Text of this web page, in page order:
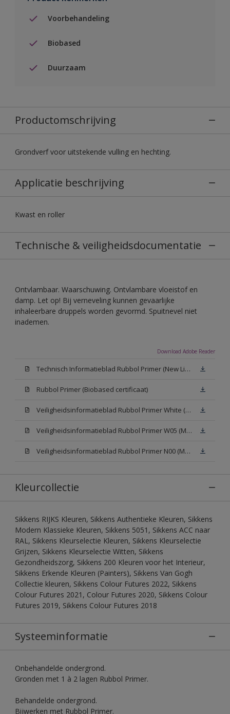
Voorbehandeling
Biobased
Duurzaam
Productomschrijving
Grondverf voor uitstekende vulling en hechting.
Applicatie beschrijving
Kwast en roller
Technische & veiligheidsdocumentatie
Ontvlambaar. Waarschuwing. Ontvlambare vloeistof en
damp. Let op! Bij verneveling kunnen gevaarlijke
inhaleerbare druppels worden gevormd. Spuitnevel niet
inademen.
Download Adobe Reader
Technisch Informatieblad Rubbol Primer (New Livery) (PDF)
Rubbol Primer (Biobased certificaat)
Veiligheidsinformatieblad Rubbol Primer White (MSDS)
Veiligheidsinformatieblad Rubbol Primer W05 (MSDS)
Veiligheidsinformatieblad Rubbol Primer N00 (MSDS)
Kleurcollectie
Sikkens RIJKS Kleuren, Sikkens Authentieke Kleuren, Sikkens
Modern Klassieke Kleuren, Sikkens 5051, Sikkens ACC naar
RAL, Sikkens Kleurselectie Kleuren, Sikkens Kleurselectie
Grijzen, Sikkens Kleurselectie Witten, Sikkens
Gezondheidszorg, Sikkens 200 Kleuren voor het Interieur,
Sikkens Erkende Kleuren (Painters), Sikkens Van Gogh
Collectie kleuren, Sikkens Colour Futures 2022, Sikkens
Colour Futures 2021, Colour Futures 2020, Sikkens Colour
Futures 2019, Sikkens Colour Futures 2018
Systeeminformatie
Onbehandelde ondergrond.
Gronden met 1 à 2 lagen Rubbol Primer.
Behandelde ondergrond.
Bijwerken met Rubbol Primer.